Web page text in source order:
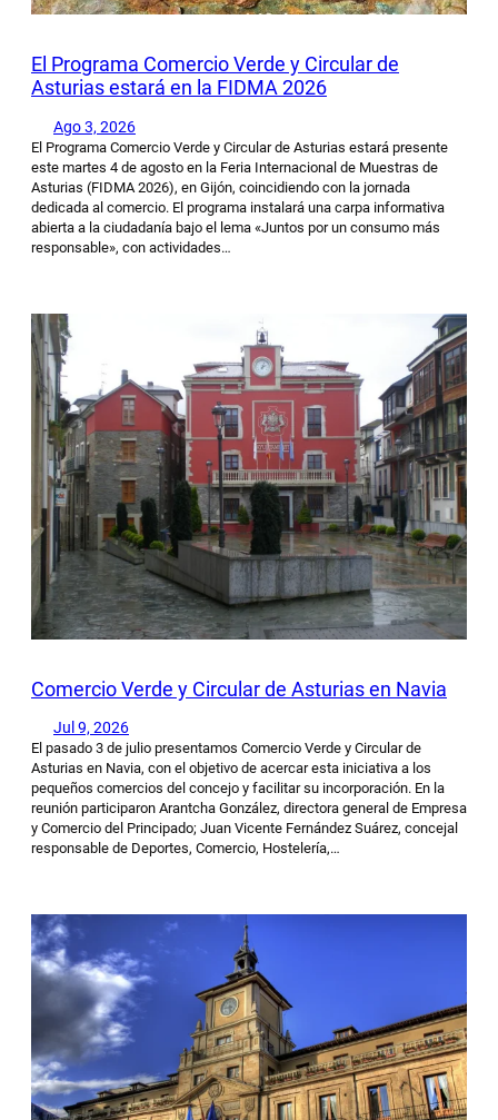
El Programa Comercio Verde y Circular de
Asturias estará en la FIDMA 2026
Ago 3, 2026
El Programa Comercio Verde y Circular de Asturias estará presente
este martes 4 de agosto en la Feria Internacional de Muestras de
Asturias (FIDMA 2026), en Gijón, coincidiendo con la jornada
dedicada al comercio. El programa instalará una carpa informativa
abierta a la ciudadanía bajo el lema «Juntos por un consumo más
responsable», con actividades…
Comercio Verde y Circular de Asturias en Navia
Jul 9, 2026
El pasado 3 de julio presentamos Comercio Verde y Circular de
Asturias en Navia, con el objetivo de acercar esta iniciativa a los
pequeños comercios del concejo y facilitar su incorporación. En la
reunión participaron Arantcha González, directora general de Empresa
y Comercio del Principado; Juan Vicente Fernández Suárez, concejal
responsable de Deportes, Comercio, Hostelería,…